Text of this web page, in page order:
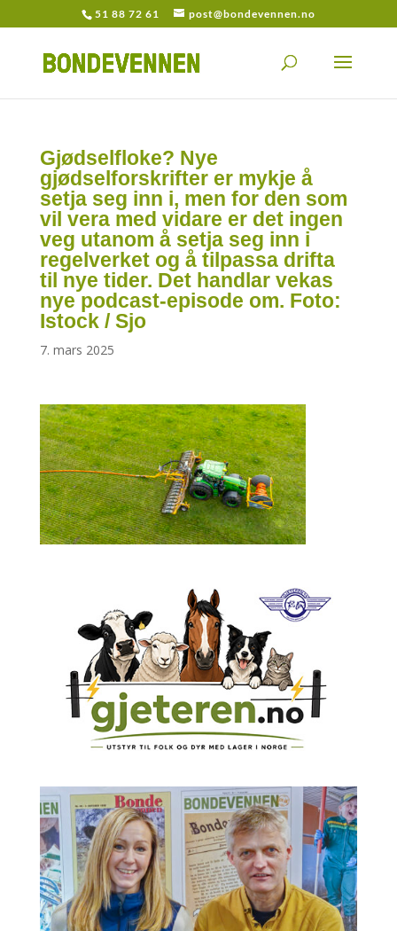
51 88 72 61 post@bondevennen.no
Gjødselfloke? Nye
gjødselforskrifter er mykje å
setja seg inn i, men for den som
vil vera med vidare er det ingen
veg utanom å setja seg inn i
regelverket og å tilpassa drifta
til nye tider. Det handlar vekas
nye podcast-episode om. Foto:
Istock / Sjo
7. mars 2025